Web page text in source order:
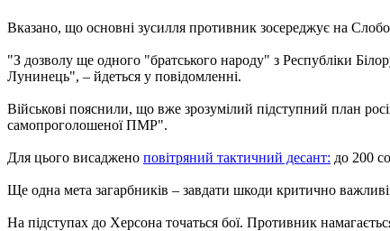
Вказано, що основні зусилля противник зосереджує на
"З дозволу ще одного "братського народу" з Республіки
Лунинець", – йдеться у повідомленні.
Військові пояснили, що вже зрозумілий підступний план
самопроголошеної ПМР".
Для цього висаджено повітряний тактичний десант: до 200
Ще одна мета загарбників – завдати шкоди критично
На підступах до Херсона точаться бої. Противник